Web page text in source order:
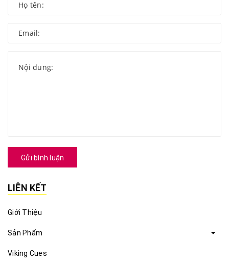
Gửi bình luận
LIÊN KẾT
Giới Thiệu
Sản Phẩm
Viking Cues